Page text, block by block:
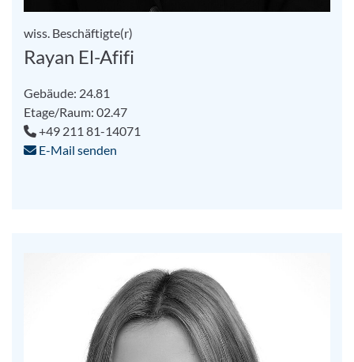
wiss. Beschäftigte(r)
Rayan El-Afifi
Gebäude: 24.81
Etage/Raum: 02.47
+49 211 81-14071
E-Mail senden